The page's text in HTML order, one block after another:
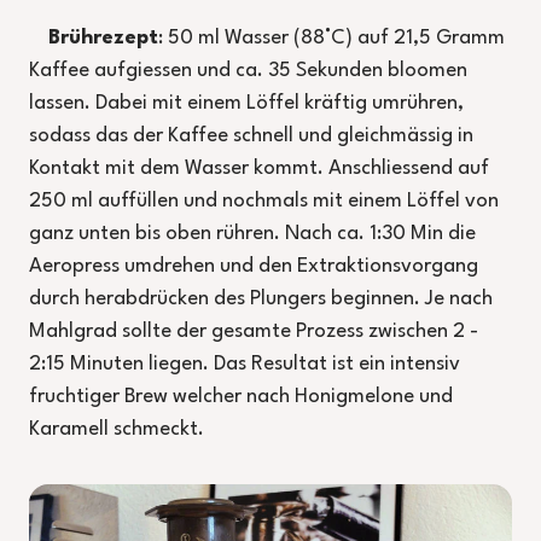
Brührezept: 50 ml Wasser (88°C) auf 21,5 Gramm
Kaffee aufgiessen und ca. 35 Sekunden bloomen
lassen. Dabei mit einem Löffel kräftig umrühren,
sodass das der Kaffee schnell und gleichmässig in
Kontakt mit dem Wasser kommt. Anschliessend auf
250 ml auffüllen und nochmals mit einem Löffel von
ganz unten bis oben rühren. Nach ca. 1:30 Min die
Aeropress umdrehen und den Extraktionsvorgang
durch herabdrücken des Plungers beginnen. Je nach
Mahlgrad sollte der gesamte Prozess zwischen 2 -
2:15 Minuten liegen. Das Resultat ist ein intensiv
fruchtiger Brew welcher nach Honigmelone und
Karamell schmeckt.